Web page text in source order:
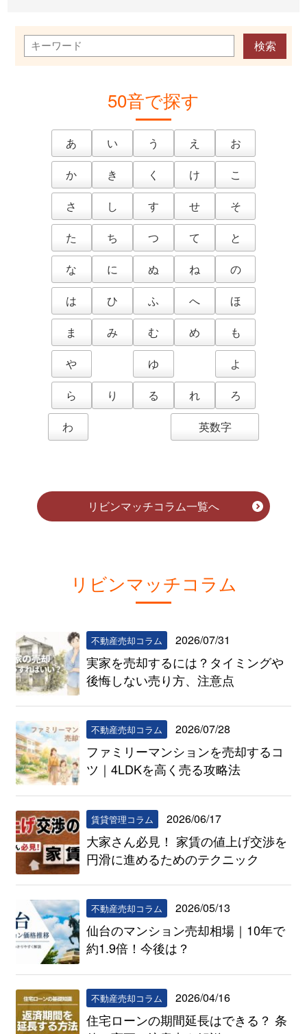
50音で探す
あ い う え
お
か
き く け
こ
さ
し す せ
そ
た
ち つ て
と
な
に ぬ ね
の
は
ひ ふ へ
ほ
ま
み む め
も
や
ゆ
よ
ら
り る れ
ろ
わ
英数字
リビンマッチコラム一覧へ
リビンマッチコラム
不動産売却コラム 2026/07/31
実家を売却するには？タイミングや
後悔しない売り方、注意点
不動産売却コラム 2026/07/28
ファミリーマンションを売却するコ
ツ｜4LDKを高く売る攻略法
賃貸管理コラム 2026/06/17
大家さん必見！ 家賃の値上げ交渉を
円滑に進めるためのテクニック
不動産売却コラム 2026/05/13
仙台のマンション売却相場｜10年で
約1.9倍！今後は？
不動産売却コラム 2026/04/16
住宅ローンの期間延長はできる？ 条